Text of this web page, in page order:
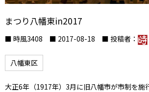
まつり八幡東in2017
■ 時風3408 ■ 2017-08-18 ■ 投稿者：
八幡東区
大正6年（1917年）3月に旧八幡市が市制を施